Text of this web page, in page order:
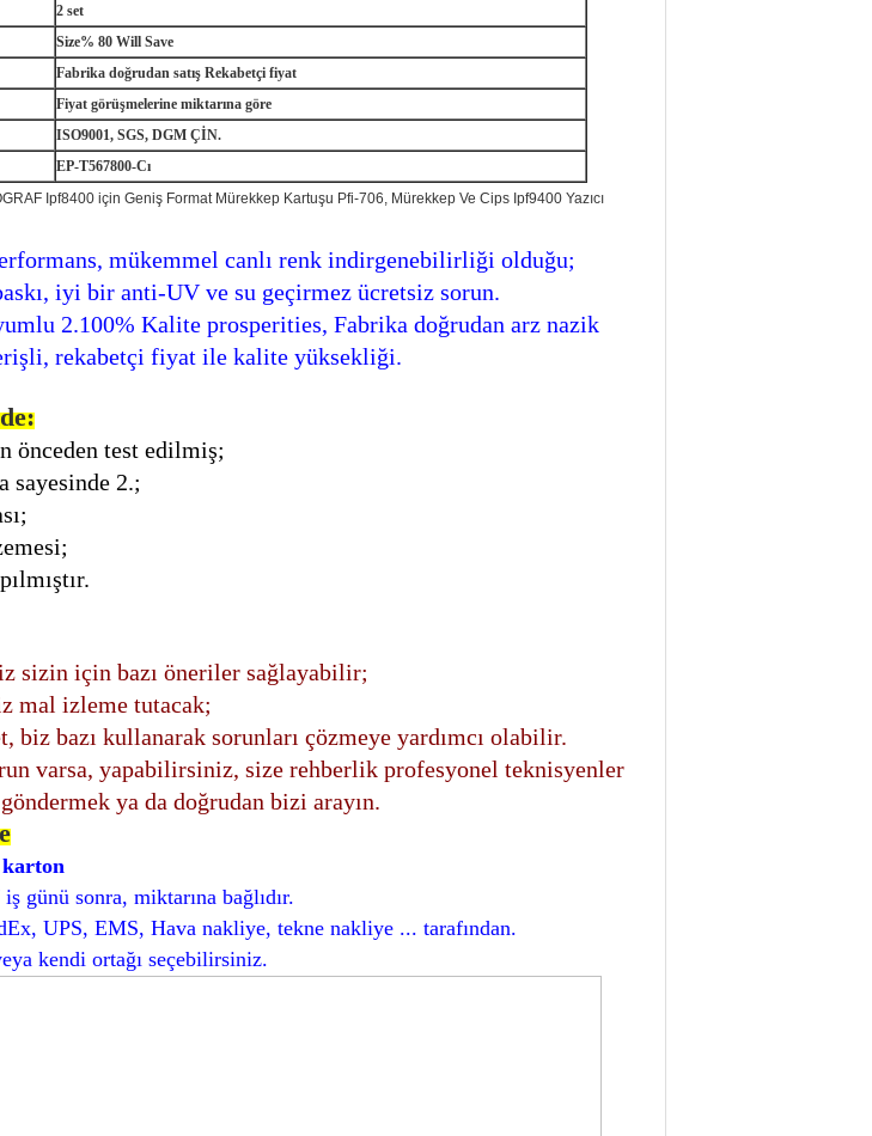
2 set
Size% 80 Will Save
Fabrika doğrudan satış Rekabetçi fiyat
Fiyat görüşmelerine miktarına göre
ISO9001, SGS, DGM ÇİN.
EP-T567800-Cı
mükemmel canlı renk indirgenebilirliği olduğu;
iyi bir anti-UV ve su geçirmez ücretsiz sorun.
2.100% Kalite prosperities, Fabrika doğrudan arz nazik
rekabetçi fiyat ile kalite yüksekliği.
önceden test edilmiş;
sayesinde 2.;
sizin için bazı öneriler sağlayabilir;
mal izleme tutacak;
biz bazı kullanarak sorunları çözmeye yardımcı olabilir.
varsa, yapabilirsiniz, size rehberlik profesyonel teknisyenler
ya da doğrudan bizi arayın.
karton
günü sonra, miktarına bağlıdır.
UPS, EMS, Hava nakliye, tekne nakliye ... tarafından.
kendi ortağı seçebilirsiniz.